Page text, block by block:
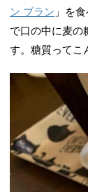
ン ブラン 」を
で口の中に麦の
す。糖質ってこ